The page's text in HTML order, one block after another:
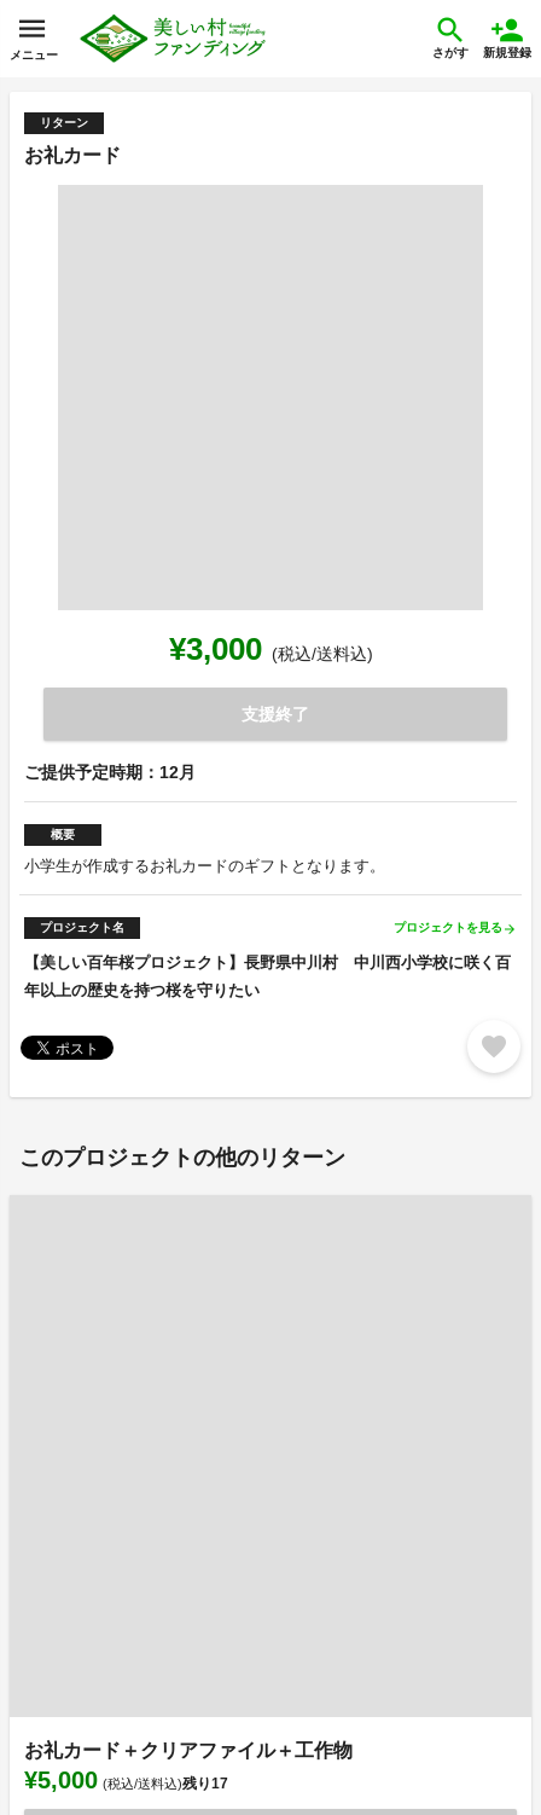
メニュー さがす 新規登録
リターン
お礼カード
¥3,000 (税込/送料込)
支援終了
ご提供予定時期：12月
概要
小学生が作成するお礼カードのギフトとなります。
プロジェクト名 プロジェクトを見る arrow_forward
【美しい百年桜プロジェクト】長野県中川村 中川西小学校に咲く百
年以上の歴史を持つ桜を守りたい
favorite
このプロジェクトの他のリターン
お礼カード＋クリアファイル＋工作物
¥5,000 (税込/送料込)残り17